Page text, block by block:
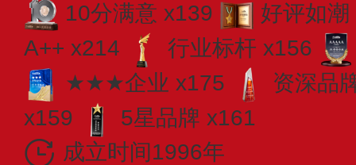
10分满意 x139
好评如
A++ x214
行业标杆 x156
★★★企业 x175
资深品
x159
5星品牌 x161
成立时间1996年